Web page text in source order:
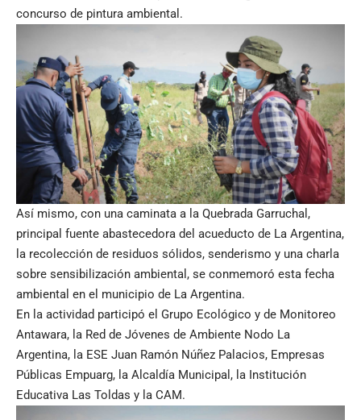
concurso de pintura ambiental.
Así mismo, con una caminata a la Quebrada Garruchal,
principal fuente abastecedora del acueducto de La Argentina,
la recolección de residuos sólidos, senderismo y una charla
sobre sensibilización ambiental, se conmemoró esta fecha
ambiental en el municipio de La Argentina.
En la actividad participó el Grupo Ecológico y de Monitoreo
Antawara, la Red de Jóvenes de Ambiente Nodo La
Argentina, la ESE Juan Ramón Núñez Palacios, Empresas
Públicas Empuarg, la Alcaldía Municipal, la Institución
Educativa Las Toldas y la CAM.